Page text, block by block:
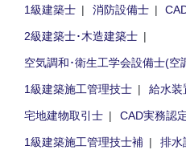
1級建築士
消防設備士
2級建築士･木造建築士
空気調和･衛生工学会設備士(空
1級建築施工管理技士
給水装
宅地建物取引士
CAD実務認
1級建築施工管理技士補
排水